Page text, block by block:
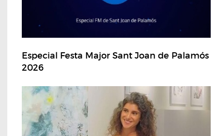
Especial Festa Major Sant Joan de Palamós
2026